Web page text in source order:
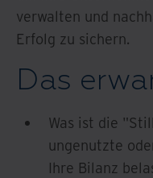
verwalten und
Erfolg zu sichern.
Das
Was ist die
ungenutzte
Ihre Bilanz